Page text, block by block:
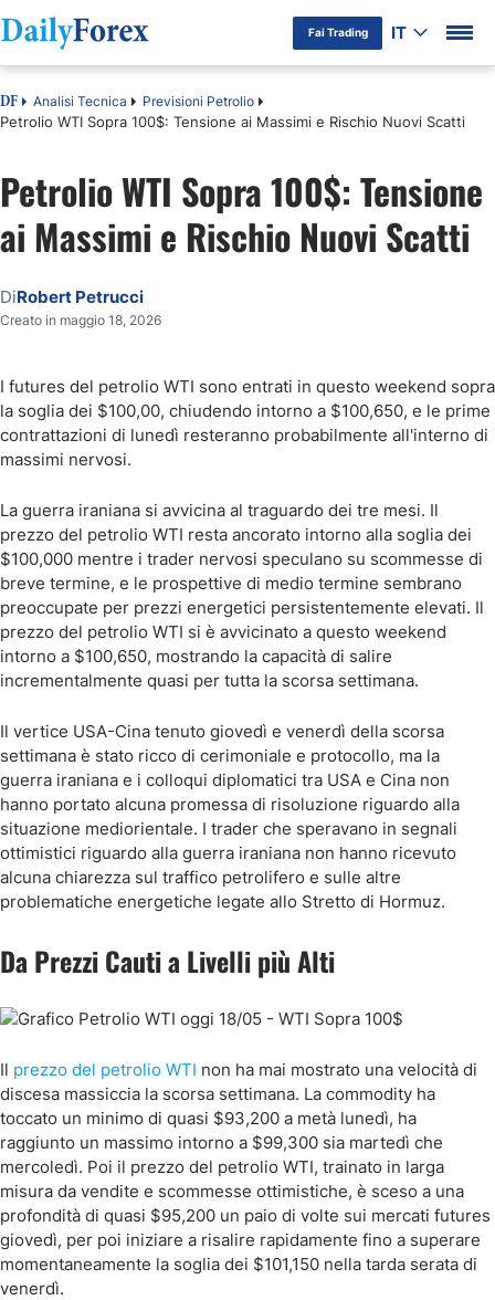
Fai Trading IT
DF Analisi Tecnica Previsioni Petrolio
Petrolio WTI Sopra 100$: Tensione ai Massimi e Rischio Nuovi Scatti
Petrolio WTI Sopra 100$: Tensione
ai Massimi e Rischio Nuovi Scatti
DiRobert Petrucci
Creato in maggio 18, 2026
I futures del petrolio WTI sono entrati in questo weekend sopra
la soglia dei $100,00, chiudendo intorno a $100,650, e le prime
contrattazioni di lunedì resteranno probabilmente all'interno di
massimi nervosi.
La guerra iraniana si avvicina al traguardo dei tre mesi. Il
prezzo del petrolio WTI resta ancorato intorno alla soglia dei
$100,000 mentre i trader nervosi speculano su scommesse di
breve termine, e le prospettive di medio termine sembrano
preoccupate per prezzi energetici persistentemente elevati. Il
prezzo del petrolio WTI si è avvicinato a questo weekend
intorno a $100,650, mostrando la capacità di salire
incrementalmente quasi per tutta la scorsa settimana.
Il vertice USA-Cina tenuto giovedì e venerdì della scorsa
settimana è stato ricco di cerimoniale e protocollo, ma la
guerra iraniana e i colloqui diplomatici tra USA e Cina non
hanno portato alcuna promessa di risoluzione riguardo alla
situazione mediorientale. I trader che speravano in segnali
ottimistici riguardo alla guerra iraniana non hanno ricevuto
alcuna chiarezza sul traffico petrolifero e sulle altre
problematiche energetiche legate allo Stretto di Hormuz.
Da Prezzi Cauti a Livelli più Alti
Il prezzo del petrolio WTI non ha mai mostrato una velocità di
discesa massiccia la scorsa settimana. La commodity ha
toccato un minimo di quasi $93,200 a metà lunedì, ha
raggiunto un massimo intorno a $99,300 sia martedì che
mercoledì. Poi il prezzo del petrolio WTI, trainato in larga
misura da vendite e scommesse ottimistiche, è sceso a una
profondità di quasi $95,200 un paio di volte sui mercati futures
giovedì, per poi iniziare a risalire rapidamente fino a superare
momentaneamente la soglia dei $101,150 nella tarda serata di
venerdì.